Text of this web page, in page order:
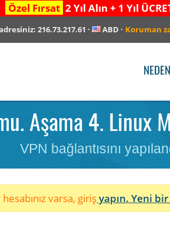
Özel Fırsat 2 Yıl Alın + 1 Yıl
216.73.217.61 · ABD · Koruman
Aşama 4. Linux
VPN bağlantısını
varsa, girişyapın. Yeni bir